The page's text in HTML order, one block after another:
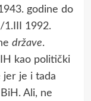
godine do
1.III 1992.
države.
kao politički
jer je i tada
Ali, ne